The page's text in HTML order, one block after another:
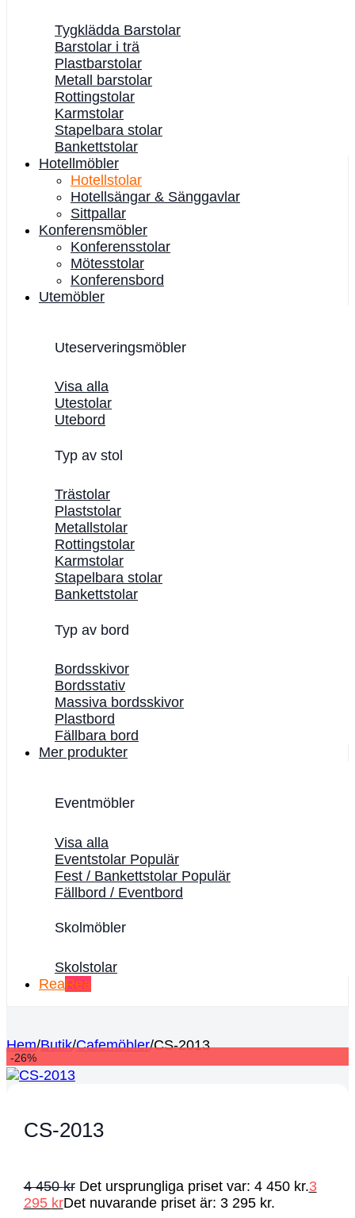
Tygklädda Barstolar
Barstolar i trä
Plastbarstolar
Metall barstolar
Rottingstolar
Karmstolar
Stapelbara stolar
Bankettstolar
Hotellmöbler
Hotellstolar
Hotellsängar & Sänggavlar
Sittpallar
Konferensmöbler
Konferensstolar
Mötesstolar
Konferensbord
Utemöbler
Uteserveringsmöbler
Visa alla
Utestolar
Utebord
Typ av stol
Trästolar
Plaststolar
Metallstolar
Rottingstolar
Karmstolar
Stapelbara stolar
Bankettstolar
Typ av bord
Bordsskivor
Bordsstativ
Massiva bordsskivor
Plastbord
Fällbara bord
Mer produkter
Eventmöbler
Visa alla
Eventstolar
Fest / Bankettstolar
Fällbord / Eventbord
Skolmöbler
Skolstolar
Rea
Hem/Butik/Cafemöbler/CS-2013
-26%
CS-2013
4 450kr Det ursprungliga priset var: 4 450 kr.3
295 krDet nuvarande priset är: 3 295 kr.